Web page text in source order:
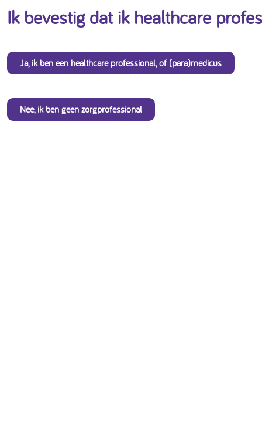
Ik bevestig dat ik healthcare
Ja, ik ben een healthcare professional, of (para)medicus
Nee, ik ben geen zorgprofessional